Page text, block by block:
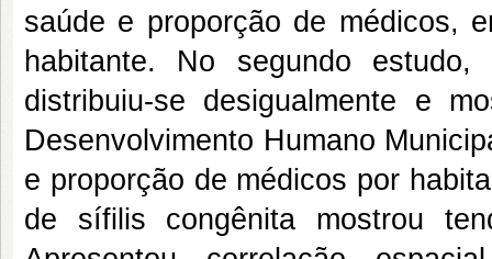
saúde e proporção de médicos,
habitante.
No segundo
distribuiu-se desigualmente e
Desenvolvimento Humano
e proporção de médicos por
de sífilis congênita mostrou